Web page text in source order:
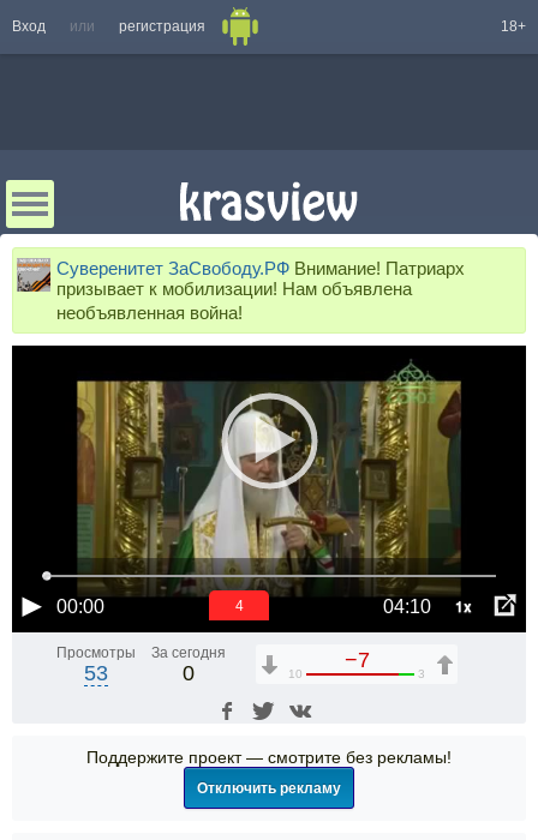
Вход или регистрация 18+
Суверенитет ЗаСвободу.РФ Внимание! Патриарх
призывает к мобилизации! Нам объявлена
необъявленная война!
00:00 04:10 1x
4
Просмотры
53
За сегодня
0
−7
10 3
Поддержите проект — смотрите без рекламы!
Отключить рекламу